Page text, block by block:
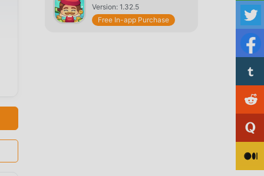
Version: 1.32.5
Free In-app Purchase